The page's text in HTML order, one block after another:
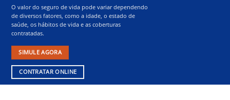
O valor do seguro de vida pode variar dependendo
de diversos fatores, como a idade, o estado de
saúde, os hábitos de vida e as coberturas
contratadas.
SIMULE AGORA
CONTRATAR ONLINE